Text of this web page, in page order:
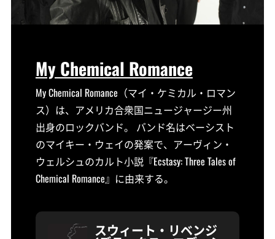
My Chemical Romance
My Chemical Romance（マイ・ケミカル・ロマン
ス）は、アメリカ合衆国ニュージャージー州
出身のロックバンド。 バンド名はベーシスト
のマイキー・ウェイの発案で、アーヴィン・
ウェルシュのカルト小説『Ecstasy: Three Tales of
Chemical Romance』に由来する。
スウィート・リベンジ